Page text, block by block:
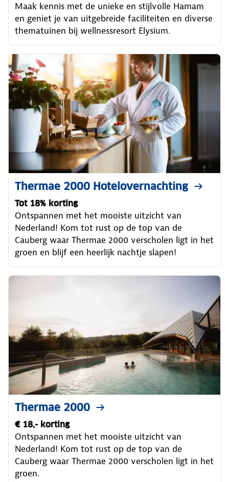
Maak kennis met de unieke en stijlvolle Hamam
en geniet je van uitgebreide faciliteiten en diverse
thematuinen bij wellnessresort Elysium.
Thermae 2000 Hotelovernachting
Tot 18% korting
Ontspannen met het mooiste uitzicht van
Nederland! Kom tot rust op de top van de
Cauberg waar Thermae 2000 verscholen ligt in het
groen en blijf een heerlijk nachtje slapen!
Thermae 2000
€ 18,- korting
Ontspannen met het mooiste uitzicht van
Nederland! Kom tot rust op de top van de
Cauberg waar Thermae 2000 verscholen ligt in het
groen.